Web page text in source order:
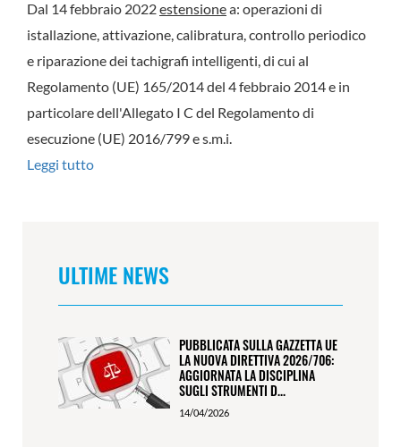
Dal 14 febbraio 2022estensionea: operazioni di
istallazione, attivazione, calibratura, controllo periodico
e riparazione dei tachigrafi intelligenti, di cui al
Regolamento (UE) 165/2014 del 4 febbraio 2014 e in
particolare dell'Allegato I C del Regolamento di
esecuzione (UE) 2016/799 e s.m.i.
Leggi tutto
ULTIME NEWS
PUBBLICATA SULLA GAZZETTA UE
LA NUOVA DIRETTIVA 2026/706:
AGGIORNATA LA DISCIPLINA
SUGLI STRUMENTI D...
14/04/2026